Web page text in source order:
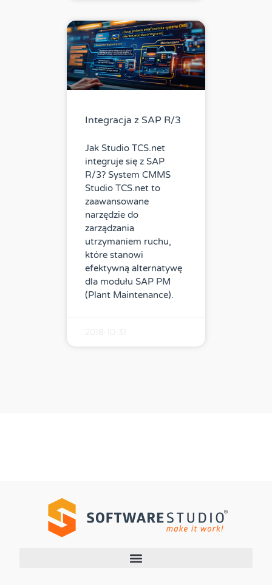
Integracja z SAP R/3
Jak Studio TCS.net
integruje się z SAP
R/3? System CMMS
Studio TCS.net to
zaawansowane
narzędzie do
zarządzania
utrzymaniem ruchu,
które stanowi
efektywną alternatywę
dla modułu SAP PM
(Plant Maintenance).